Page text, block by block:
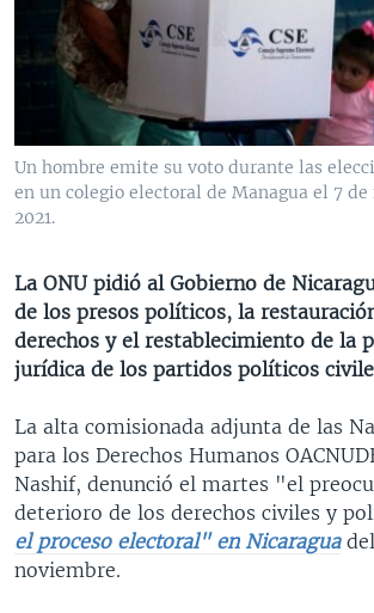
VENEZUELA
BRASIL
NICARAGUA
ECONOMÍA
ENTRETENIMIENTO Y CULTURA
TECNOLOGÍA
DEPORTES
CIENCIA Y SALUD
MULTIMEDIA
VIDEOS
FOTOGRAFÍA
AUDIOS
PROGRAMAS TV
EL MUNDO AL DÍA
FORO INTERAMERICANO
VISIÓN 360
PANORAMA
AVANCE INFORMATIVO
AUDIONOTICIAS
ESTADOS UNIDOS AL DÍA
EL MUNDO AL DÍA [RADIO]
FORO [RADIO]
NOTA ECONÓMICA
ENTRETENIMIENTO
DIRECT
DOCUMENTALES DE LA VOA
SÍGANOS
Idiomas
Un hombre emite su voto durante las
en un colegio electoral de Managua el 7 de
2021.
La ONU pidió al Gobierno de
de los presos políticos, la
derechos y el restablecimiento de la
jurídica de los partidos políticos
La alta comisionada adjunta de las
para los Derechos Humanos
Nashif, denunció el martes "el
deterioro de los derechos civiles y
el proceso electoral" en Nicaragua
noviembre.